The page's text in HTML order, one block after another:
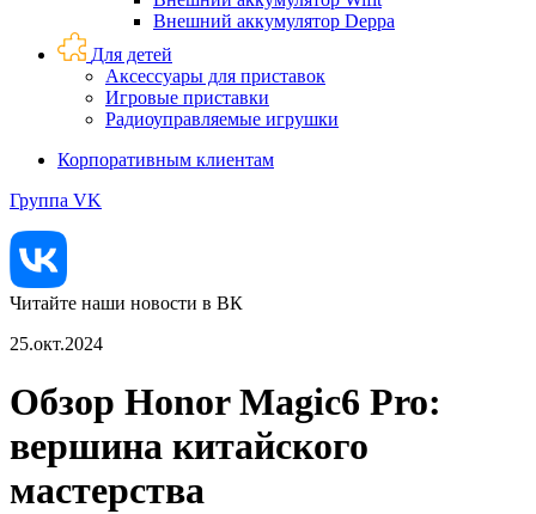
Внешний аккумулятор Deppa
Для детей
Аксессуары для приставок
Игровые приставки
Радиоуправляемые игрушки
Корпоративным клиентам
Группа VK
Читайте наши новости в ВК
25.окт.2024
Обзор Honor Magic6 Pro:
вершина китайского
мастерства